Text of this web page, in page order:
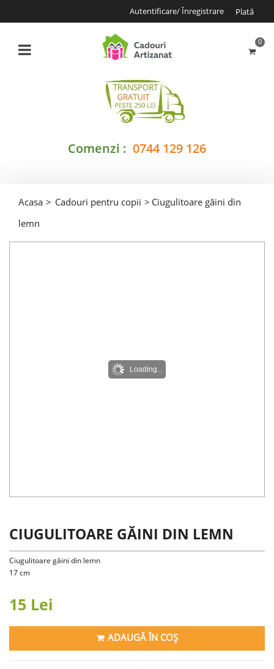
Plată
Autentificare/ Înregistrare
0
Comenzi : 0744 129 126
Acasa > Cadouri pentru copii > Ciugulitoare găini din
lemn
Loading...
CIUGULITOARE GĂINI DIN LEMN
Ciugulitoare găini din lemn
17 cm
15 Lei
ADAUGĂ ÎN COȘ